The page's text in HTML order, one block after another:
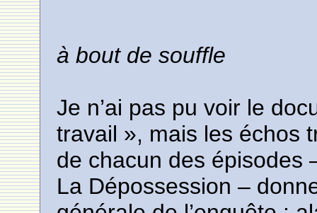
à bout de souffle
Je n’ai pas pu voir le
travail », mais les échos
de chacun des épisodes
La Dépossession –